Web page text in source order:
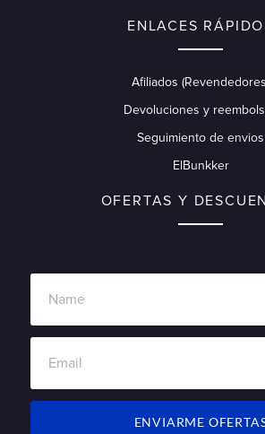
ENLACES
Afiliados
Devoluciones y
Seguimiento de envios
ElBunkker
OFERTAS Y
ENVIARME